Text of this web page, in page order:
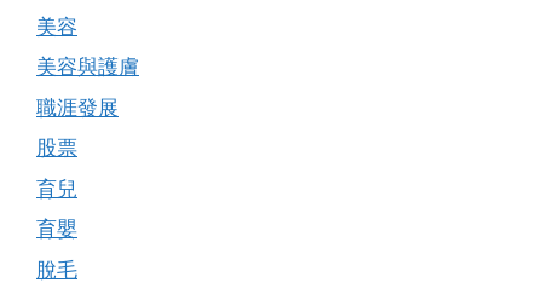
美容
美容與護膚
職涯發展
股票
育兒
育嬰
脫毛